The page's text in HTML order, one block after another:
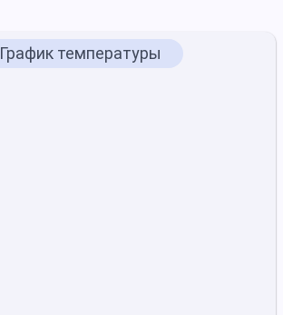
График температуры